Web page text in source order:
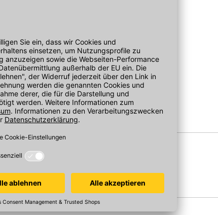
mit der
die
mm
Kontrolle